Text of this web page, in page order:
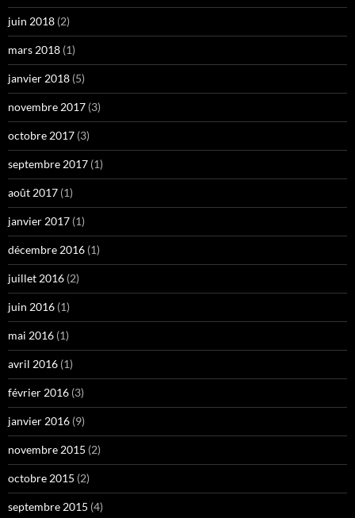
juin 2018 (2)
mars 2018 (1)
janvier 2018 (5)
novembre 2017 (3)
octobre 2017 (3)
septembre 2017 (1)
août 2017 (1)
janvier 2017 (1)
décembre 2016 (1)
juillet 2016 (2)
juin 2016 (1)
mai 2016 (1)
avril 2016 (1)
février 2016 (3)
janvier 2016 (9)
novembre 2015 (2)
octobre 2015 (2)
septembre 2015 (4)